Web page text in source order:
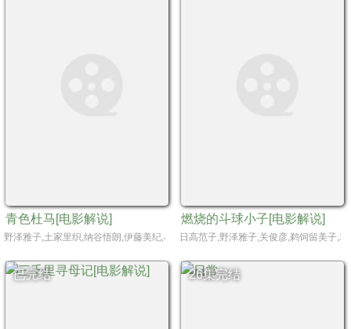
青色杜马[电影解说]
野泽雅子,土家里织,纳谷悟朗,伊藤美纪,小林克也,绪方贤一,吉村佣,加贺谷純一,速
燃烧的斗球小子[电影解说]
日高范子,野泽雅子,关俊彦,鹈饲留美子,
已完结 26集完结